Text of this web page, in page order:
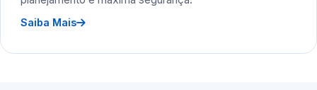
Saiba Mais